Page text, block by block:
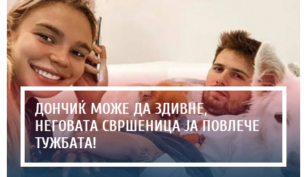
ДОНЧИЌ МОЖЕ ДА ЗДИВНЕ,
НЕГОВАТА СВРШЕНИЦА ЈА ПОВЛЕЧЕ
ТУЖБАТА!